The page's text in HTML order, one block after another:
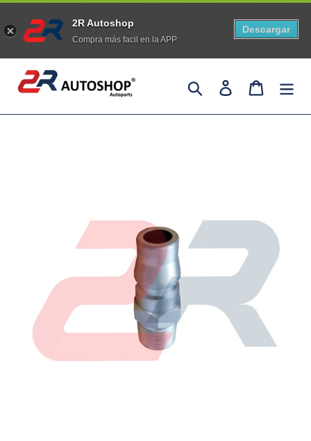
Search Log in Cart
2R Autoshop
Compra más facil en la APP
Descargar